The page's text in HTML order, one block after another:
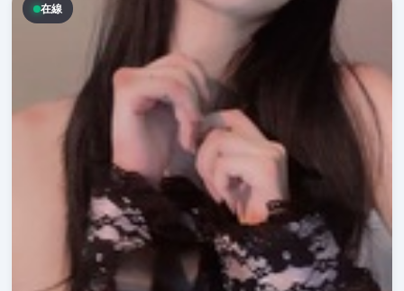
在線